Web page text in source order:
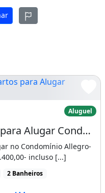
de 12 mil BTUs,
cortina;
roupa, cama box,
split de 12 mil
roupa;
de cozinha,
eletrolux, sugar
talheres.
para Alugar Aluguel
Apartamento 3 Quartos para Alugar Condomínio Allegro, Manaus
no Condomínio Allegro-
incluso [...]
2 Banheiros